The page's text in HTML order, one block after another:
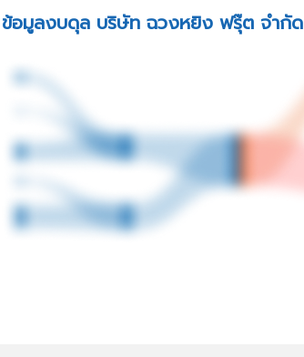
ข้อมูลงบดุล บริษัท ฉวงหยิง ฟรุ๊ต จำกัด